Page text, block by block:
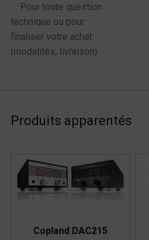
Pour toute question
technique ou pour
finaliser votre achat
(modalités, livraison)
Produits apparentés
Copland DAC215